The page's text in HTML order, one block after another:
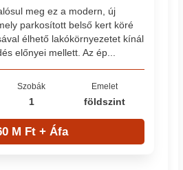
meg ez a modern, új
parkosított belső kert köré
élhető lakókörnyezetet kínál
előnyei mellett. Az ép...
Szobák
1
Emelet
földszint
M Ft + Áfa